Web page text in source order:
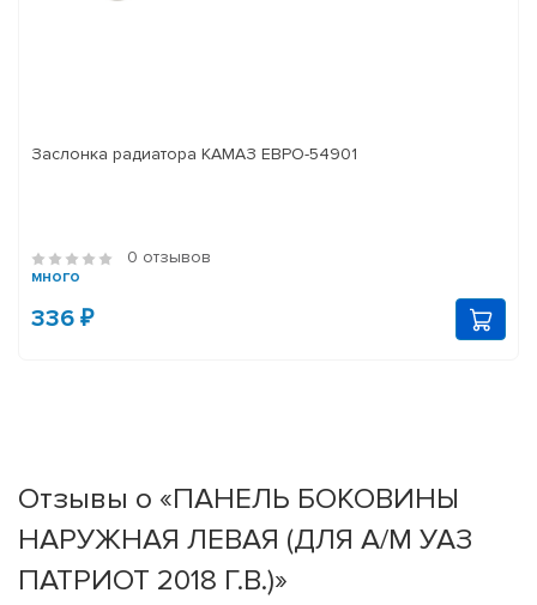
Заслонка радиатора КАМАЗ ЕВРО-54901
0 отзывов
много
336 ₽
Отзывы о «ПАНЕЛЬ БОКОВИНЫ
НАРУЖНАЯ ЛЕВАЯ (ДЛЯ А/М УАЗ
ПАТРИОТ 2018 Г.В.)»